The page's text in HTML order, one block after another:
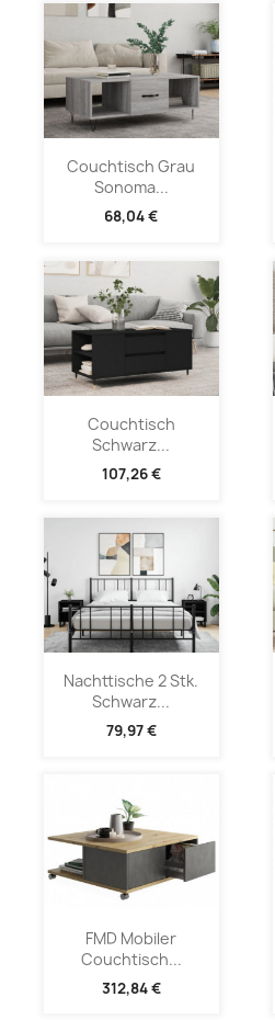
Couchtisch Grau
Sonoma...
68,04 €
Couchtisch
Schwarz...
107,26 €
Nachttische 2 Stk.
Schwarz...
79,97 €
FMD Mobiler
Couchtisch...
312,84 €